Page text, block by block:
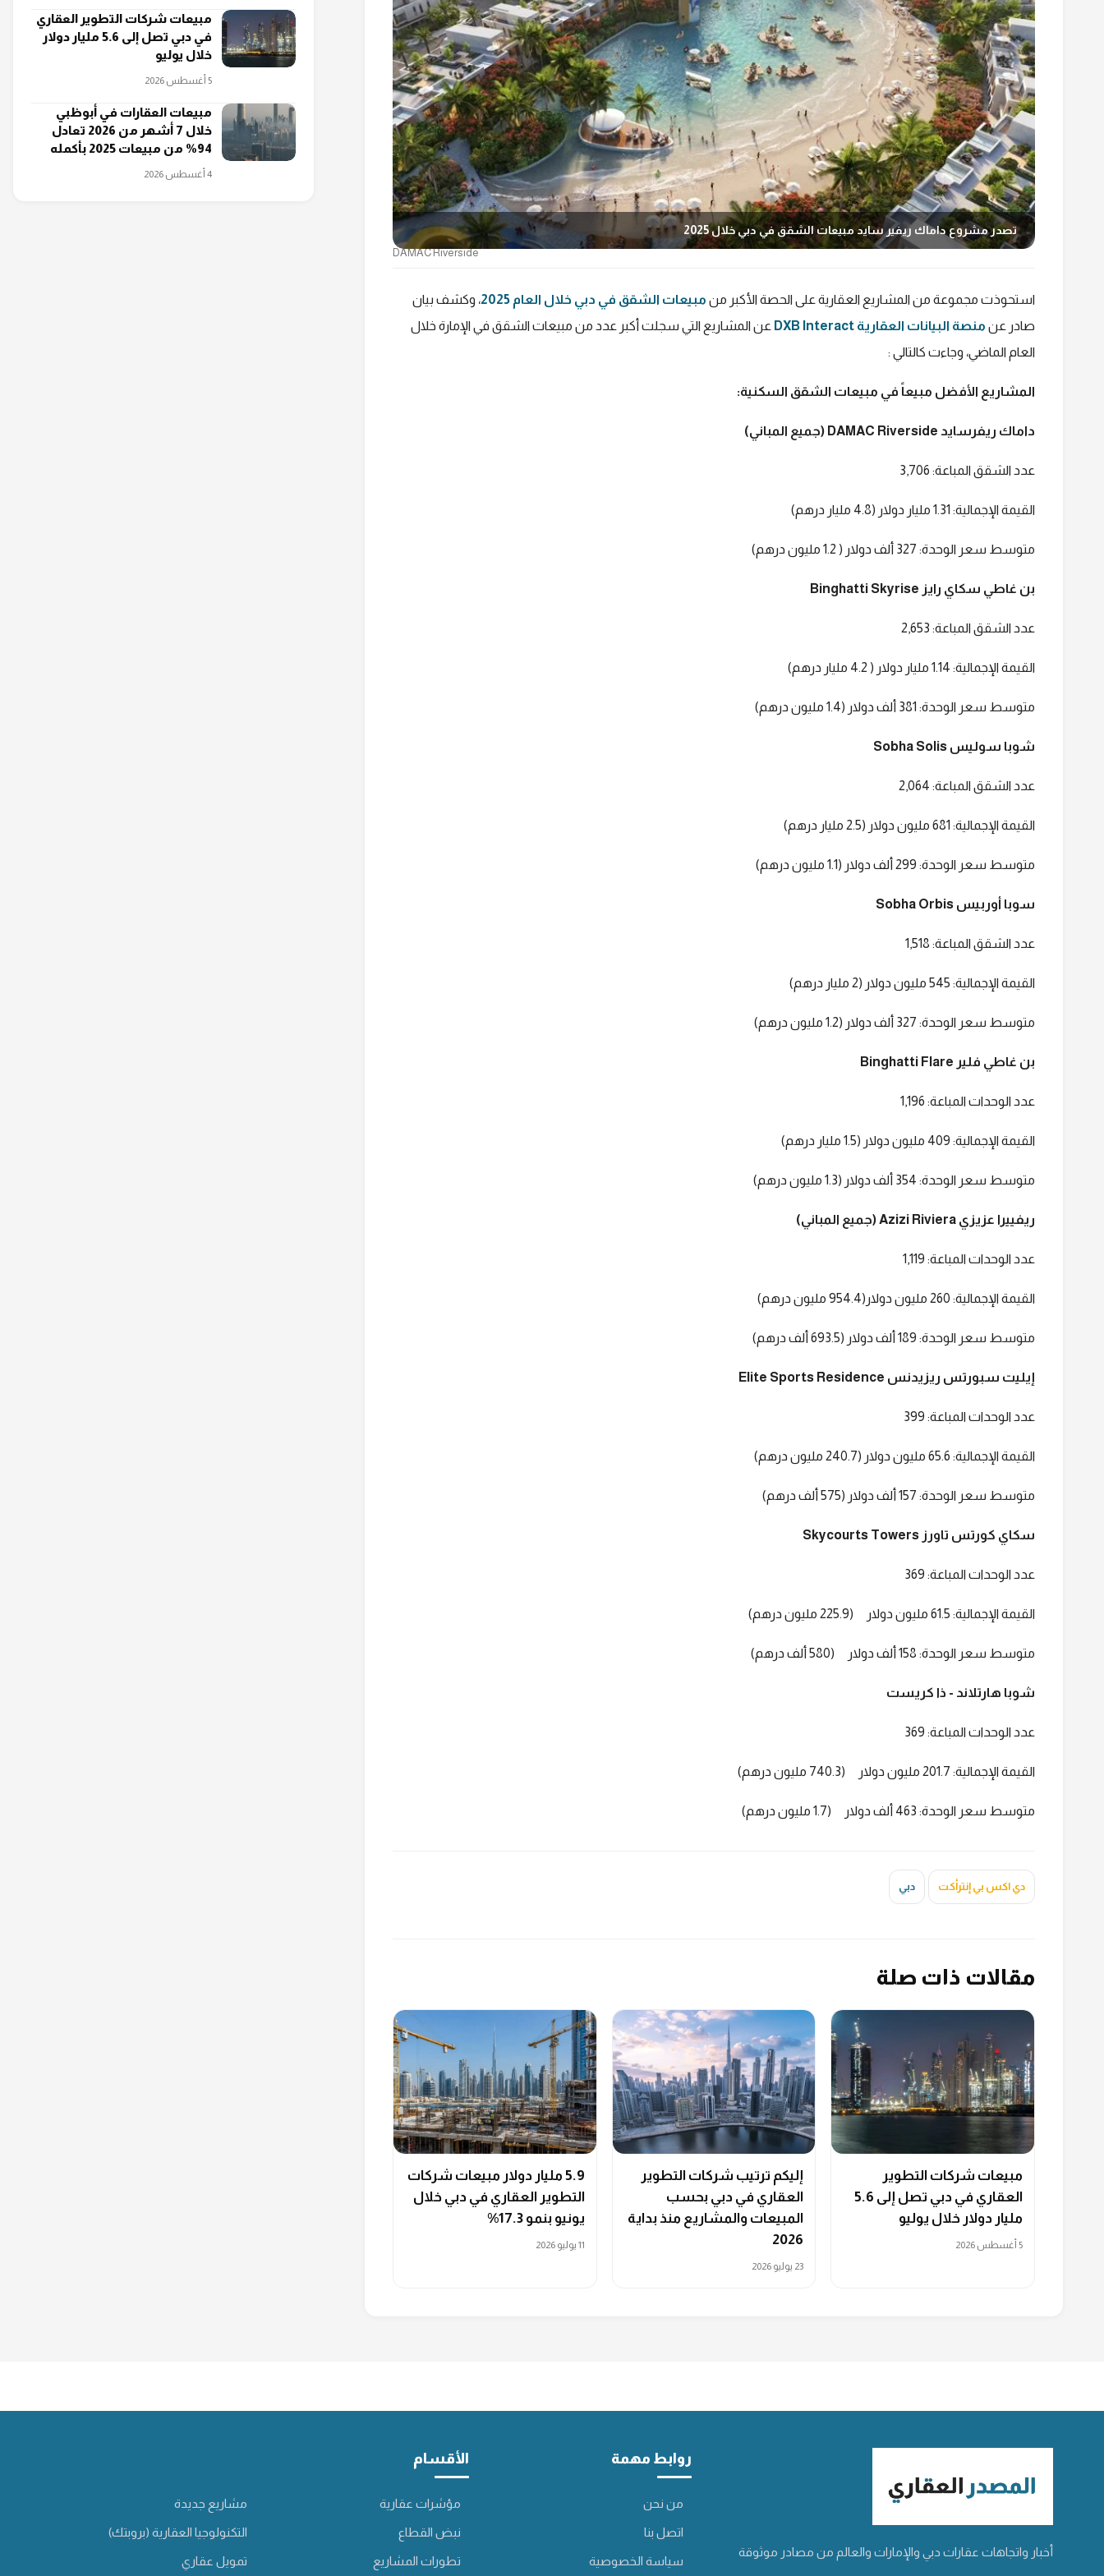
تصدر مشروع داماك ريفير سايد مبيعات الشقق في دبي خلال 2025
DAMAC Riverside
استحوذت مجموعة من المشاريع العقارية على الحصة الأكبر من مبيعات الشقق في دبي خلال العام 2025
، وكشف بيان
صادر عن منصة البيانات العقارية DXB Interact
عن المشاريع التي سجلت أكبر عدد من مبيعات الشقق في الإمارة خلال
العام الماضي، وجاءت كالتالي :
المشاريع الأفضل مبيعاً في مبيعات الشقق السكنية:
داماك ريفرسايد DAMAC Riverside (جميع المباني)
عدد الشقق المباعة: 3,706
القيمة الإجمالية: 1.31 مليار دولار (4.8 مليار درهم)
متوسط سعر الوحدة: 327 ألف دولار ( 1.2 مليون درهم)
بن غاطي سكاي رايز Binghatti Skyrise
عدد الشقق المباعة: 2,653
القيمة الإجمالية: 1.14 مليار دولار ( 4.2 مليار درهم)
متوسط سعر الوحدة: 381 ألف دولار (1.4 مليون درهم)
شوبا سوليس Sobha Solis
عدد الشقق المباعة: 2,064
القيمة الإجمالية: 681 مليون دولار (2.5 مليار درهم)
متوسط سعر الوحدة: 299 ألف دولار (1.1 مليون درهم)
سوبا أوربيس Sobha Orbis
عدد الشقق المباعة: 1,518
القيمة الإجمالية: 545 مليون دولار (2 مليار درهم)
متوسط سعر الوحدة: 327 ألف دولار (1.2 مليون درهم)
بن غاطي فلير Binghatti Flare
عدد الوحدات المباعة: 1,196
القيمة الإجمالية: 409 مليون دولار (1.5 مليار درهم)
متوسط سعر الوحدة: 354 ألف دولار (1.3 مليون درهم)
ريفييرا عزيزي Azizi Riviera (جميع المباني)
عدد الوحدات المباعة: 1,119
القيمة الإجمالية: 260 مليون دولار(954.4 مليون درهم)
متوسط سعر الوحدة: 189 ألف دولار (693.5 ألف درهم)
إيليت سبورتس ريزيدنس Elite Sports Residence
عدد الوحدات المباعة: 399
القيمة الإجمالية: 65.6 مليون دولار (240.7 مليون درهم)
متوسط سعر الوحدة: 157 ألف دولار (575 ألف درهم)
سكاي كورتس تاورز Skycourts Towers
عدد الوحدات المباعة: 369
القيمة الإجمالية: 61.5 مليون دولار (225.9 مليون درهم)
متوسط سعر الوحدة: 158 ألف دولار (580 ألف درهم)
شوبا هارتلاند - ذا كريست
عدد الوحدات المباعة: 369
القيمة الإجمالية: 201.7 مليون دولار (740.3 مليون درهم)
متوسط سعر الوحدة: 463 ألف دولار (1.7 مليون درهم)
دي اكس بي إنترأكت دبي
مقالات ذات صلة
مبيعات شركات التطوير
العقاري في دبي تصل إلى 5.6
مليار دولار خلال يوليو
5 أغسطس 2026
إليكم ترتيب شركات التطوير
العقاري في دبي بحسب
المبيعات والمشاريع منذ بداية
2026
23 يوليو 2026
5.9 مليار دولار مبيعات شركات
التطوير العقاري في دبي خلال
يونيو بنمو 17.3%
11 يوليو 2026
مبيعات شركات التطوير العقاري
في دبي تصل إلى 5.6 مليار دولار
خلال يوليو
5 أغسطس 2026
مبيعات العقارات في أبوظبي
خلال 7 أشهر من 2026 تعادل
94% من مبيعات 2025 بأكمله
4 أغسطس 2026
أخبار واتجاهات عقارات دبي والإمارات والعالم من مصادر موثوقة
روابط مهمة
من نحن
اتصل بنا
سياسة الخصوصية
الأقسام
مؤشرات عقارية
نبض القطاع
تطورات المشاريع
مشاريع جديدة
التكنولوجيا العقارية (بروبتك)
تمويل عقاري